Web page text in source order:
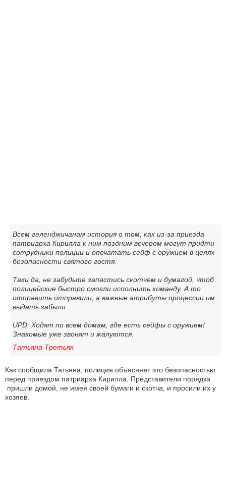
Всем геленджичанам история о том, как из-за приезда
патриарха Кирилла к ним поздним вечером могут придти
сотрудники полиции и опечатать сейф с оружием в целях
безопасности святого гостя.
Таки да, не забудьте запастись скотчем и бумагой, чтоб
полицейские быстро смогли исполнить команду. А то
отправить отправили, а важные атрибуты процессии им
выдать забыли.
UPD: Ходят по всем домам, где есть сейфы с оружием!
Знакомые уже звонят и жалуются.
Татьяна Третьяк
Как сообщила Татьяна, полиция объясняет это безопасностью
перед приездом патриарха Кирилла. Представители порядка
пришли домой, не имея своей бумаги и скотча, и просили их у
хозяев.